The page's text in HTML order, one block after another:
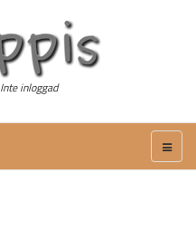
Inte inloggad